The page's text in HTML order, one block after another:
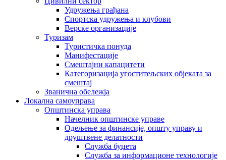
Удружења грађана
Спортска удружења и клубови
Верске организације
Туризам
Туристичка понуда
Манифестације
Смештајни капацитети
Категоризација угоститељских објеката за
смештај
Званична обележја
Локална самоуправа
Општинска управа
Начелник општинске управе
Одељење за финансије, општу управу и
друштвене делатности
Служба буџета
Служба за информационе технологије